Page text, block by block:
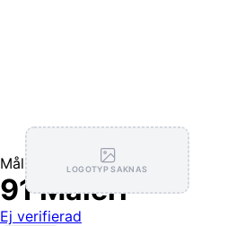
LOGOTYP SAKNAS
Målning / Tapetsering
91 Måleri
Ej verifierad